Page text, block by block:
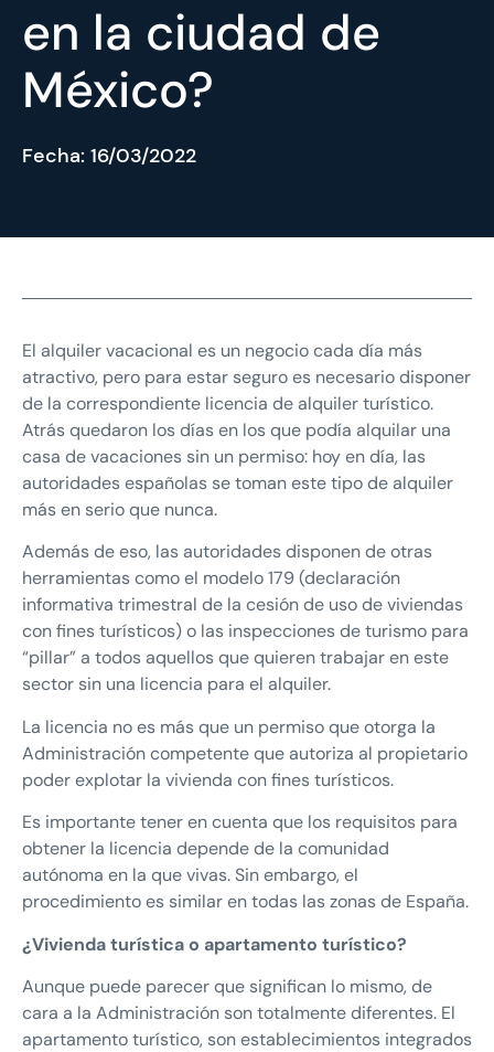
en la ciudad de
México?
Fecha: 16/03/2022
El alquiler vacacional es un negocio cada día más
atractivo, pero para estar seguro es necesario disponer
de la correspondiente licencia de alquiler turístico.
Atrás quedaron los días en los que podía alquilar una
casa de vacaciones sin un permiso: hoy en día, las
autoridades españolas se toman este tipo de alquiler
más en serio que nunca.
Además de eso, las autoridades disponen de otras
herramientas como el modelo 179 (declaración
informativa trimestral de la cesión de uso de viviendas
con fines turísticos) o las inspecciones de turismo para
“pillar” a todos aquellos que quieren trabajar en este
sector sin una licencia para el alquiler.
La licencia no es más que un permiso que otorga la
Administración competente que autoriza al propietario
poder explotar la vivienda con fines turísticos.
Es importante tener en cuenta que los requisitos para
obtener la licencia depende de la comunidad
autónoma en la que vivas. Sin embargo, el
procedimiento es similar en todas las zonas de España.
¿Vivienda turística o apartamento turístico?
Aunque puede parecer que significan lo mismo, de
cara a la Administración son totalmente diferentes. El
apartamento turístico, son establecimientos integrados